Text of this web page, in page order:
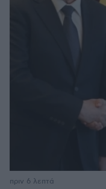
πριν 6 λεπτά